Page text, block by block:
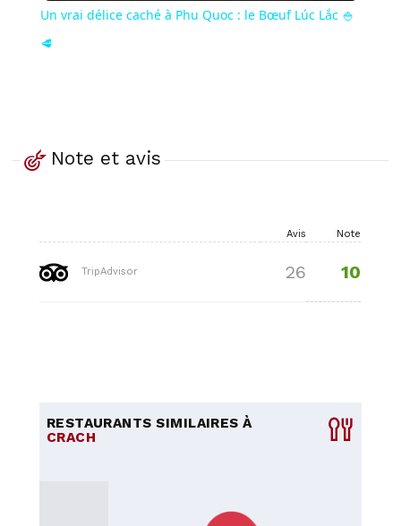
Un vrai délice caché à Phu Quoc : le Bœuf Lúc Lắc 🍚
🥩
Note et avis
Avis Note
TripAdvisor 26 10
RESTAURANTS SIMILAIRES À
CRACH